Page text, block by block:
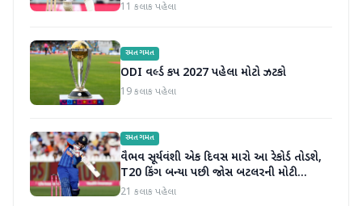
11 કલાક પહેલા
રમતગમત
ODI વર્લ્ડ કપ 2027 પહેલા મોટો ઝટકો
19 કલાક પહેલા
રમતગમત
વૈભવ સૂર્યવંશી એક દિવસ મારો આ રેકોર્ડ તોડશે,
T20 કિંગ બન્યા પછી જોસ બટલરની મોટી
ભવિષ્યવાણી
21 કલાક પહેલા